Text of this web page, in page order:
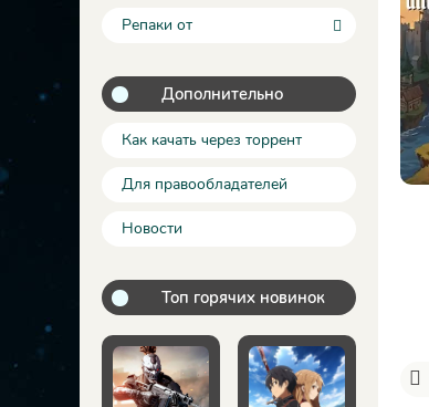
Репаки от
Дополнительно
Как качать через торрент
Для правообладателей
Новости
Топ горячих новинок